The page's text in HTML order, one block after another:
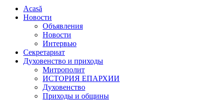
Acasă
Новости
Объявления
Новости
Интервью
Секретариат
Духовенство и приходы
Митрополит
ИСТОРИЯ ЕПАРХИИ
Духовенство
Приходы и общины